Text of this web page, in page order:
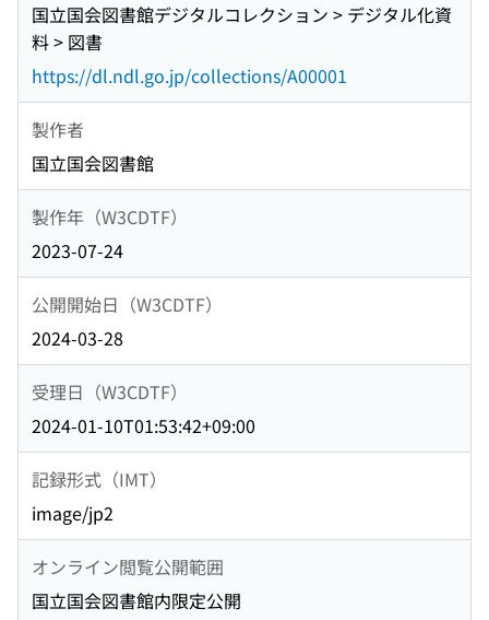
国立国会図書館デジタルコレクション > デジタル化資
料 > 図書
https://dl.ndl.go.jp/collections/A00001
製作者
国立国会図書館
製作年（W3CDTF）
2023-07-24
公開開始日（W3CDTF）
2024-03-28
受理日（W3CDTF）
2024-01-10T01:53:42+09:00
記録形式（IMT）
image/jp2
オンライン閲覧公開範囲
国立国会図書館内限定公開